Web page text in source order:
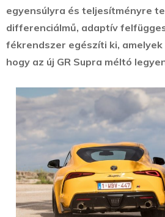
egyensúlyra és teljesítményre
differenciálmű, adaptív
fékrendszer egészíti ki,
hogy az új GR Supra méltó